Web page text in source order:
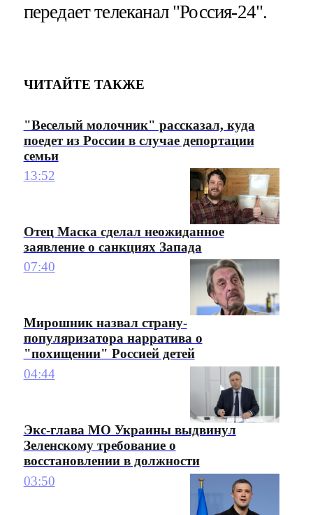
передает телеканал "Россия-24".
ЧИТАЙТЕ ТАКЖЕ
"Веселый молочник" рассказал, куда
поедет из России в случае депортации
семьи
13:52
Отец Маска сделал неожиданное
заявление о санкциях Запада
07:40
Мирошник назвал страну-
популяризатора нарратива о
"похищении" Россией детей
04:44
Экс-глава МО Украины выдвинул
Зеленскому требование о
восстановлении в должности
03:50